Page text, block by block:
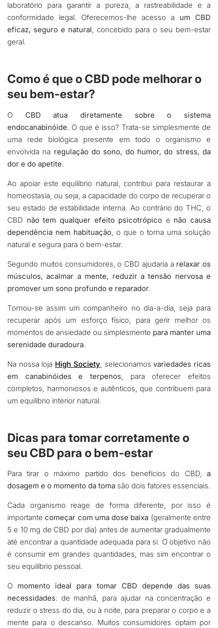
laboratório para garantir a pureza, a rastreabilidade e a
conformidade legal. Oferecemos-lhe acesso a um CBD
eficaz, seguro e natural, concebido para o seu bem-estar
geral.
Como é que o CBD pode melhorar o
seu bem-estar?
O CBD atua diretamente sobre o sistema
endocanabinóide. O que é isso? Trata-se simplesmente de
uma rede biológica presente em todo o organismo e
envolvida na regulação do sono, do humor, do stress, da
dor e do apetite.
Ao apoiar este equilíbrio natural, contribui para restaurar a
homeostasia, ou seja, a capacidade do corpo de recuperar o
seu estado de estabilidade interna. Ao contrário do THC, o
CBD não tem qualquer efeito psicotrópico e não causa
dependência nem habituação , o que o torna uma solução
natural e segura para o bem-estar.
Segundo muitos consumidores, o CBD ajudaria a relaxar os
músculos, acalmar a mente, reduzir a tensão nervosa e
promover um sono profundo e reparador.
Tornou-se assim um companheiro no dia-a-dia, seja para
recuperar após um esforço físico, para gerir melhor os
momentos de ansiedade ou simplesmente para manter uma
serenidade duradoura.
Na nossa loja High Society , selecionamosvariedades ricas
em canabinóides e terpenos , para oferecer efeitos
completos, harmoniosos e autênticos, que contribuem para
um equilíbrio interior natural.
Dicas para tomar corretamente o
seu CBD para o bem-estar
Para tirar o máximo partido dos benefícios do CBD, a
dosagem e o momento da toma são dois fatores essenciais.
Cada organismo reage de forma diferente, por isso é
importantecomeçar com uma dose baixa (geralmente entre
5 e 10 mg de CBD por dia) antes de aumentar gradualmente
até encontrar a quantidade adequada para si. O objetivo não
é consumir em grandes quantidades, mas sim encontrar o
seu equilíbrio pessoal.
O momento ideal para tomar CBD depende das suas
necessidades: de manhã, para ajudar na concentração e
reduzir o stress do dia, ou à noite, para preparar o corpo e a
mente para o descanso. Muitos consumidores optam por